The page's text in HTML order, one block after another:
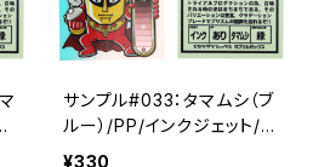
サンプル#033：タマムシ（ブ
ルー）/PP/インクジェット/緑
セパ
¥330